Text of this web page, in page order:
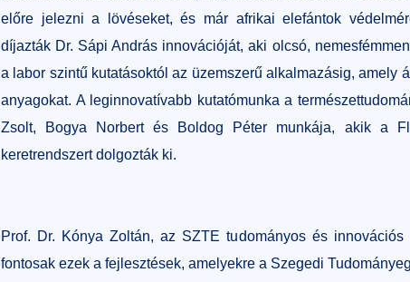
előre jelezni a lövéseket, és már afrikai elefántok
díjazták Dr. Sápi András innovációját, aki olcsó,
a labor szintű kutatásoktól az üzemszerű alkalmazásig, amely
anyagokat. A leginnovatívabb kutatómunka a
Zsolt, Bogya Norbert és Boldog Péter munkája, akik a
keretrendszert dolgozták ki.
Prof. Dr. Kónya Zoltán, az SZTE tudományos és innovációs
fontosak ezek a fejlesztések, amelyekre a Szegedi